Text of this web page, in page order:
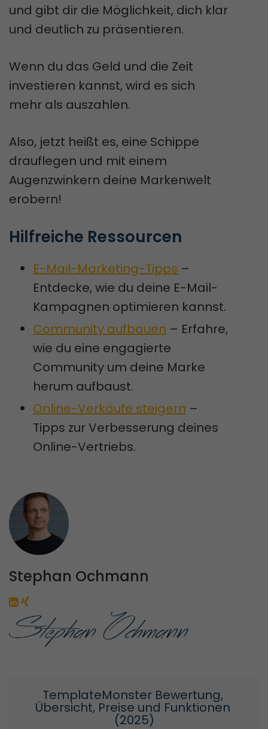
und gibt dir die Möglichkeit, dich klar
und deutlich zu präsentieren.
Wenn du das Geld und die Zeit
investieren kannst, wird es sich
mehr als auszahlen.
Also, jetzt heißt es, eine Schippe
drauflegen und mit einem
Augenzwinkern deine Markenwelt
erobern!
Hilfreiche Ressourcen
E-Mail-Marketing-Tipps –
Entdecke, wie du deine E-Mail-
Kampagnen optimieren kannst.
Community aufbauen – Erfahre,
wie du eine engagierte
Community um deine Marke
herum aufbaust.
Online-Verkäufe steigern –
Tipps zur Verbesserung deines
Online-Vertriebs.
Stephan Ochmann
TemplateMonster Bewertung,
Übersicht, Preise und Funktionen
(2025)